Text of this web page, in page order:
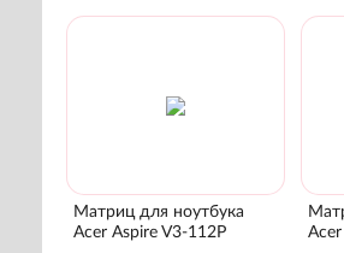
Матриц для ноутбука
Acer Aspire V3-112P